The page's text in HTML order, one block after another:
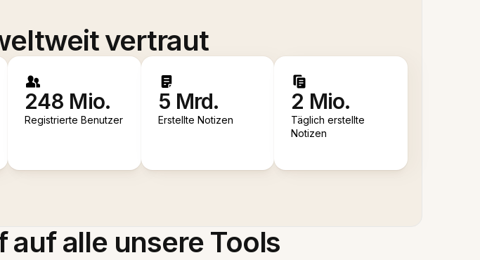
vertraut
248 Mio.
Registrierte Benutzer
5 Mrd.
Erstellte Notizen
2 Mio.
Täglich erstellte
Notizen
alle unsere Tools